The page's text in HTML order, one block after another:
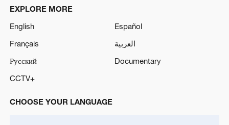
EXPLORE MORE
English
Español
Français
العربية
Русский
Documentary
CCTV+
CHOOSE YOUR LANGUAGE